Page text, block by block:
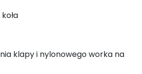
klapy i nylonowego worka na